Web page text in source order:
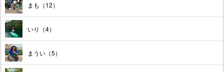
まも（12）
いり（4）
まうい（5）